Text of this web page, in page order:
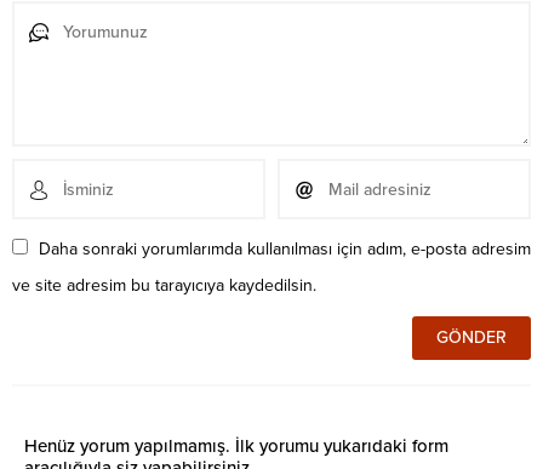
Daha sonraki yorumlarımda kullanılması için adım, e-posta adresim
ve site adresim bu tarayıcıya kaydedilsin.
Henüz yorum yapılmamış. İlk yorumu yukarıdaki form